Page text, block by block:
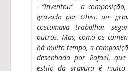
─“inventou”─ a
gravada por Ghisi, um
costumava trabalhar
outros. Mas, como os
há muito tempo, a
desenhada por Rafael,
estilo da gravura é